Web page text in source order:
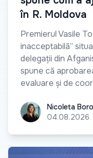
în R. Moldova
Premierul Vasile
inacceptabilă”
delegații din
spune că
evaluare și de
Nicoleta Borodin
Nicoleta
04.08.2026